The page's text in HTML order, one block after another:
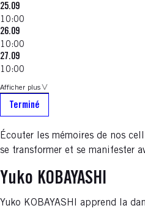
25.09
10:00
26.09
10:00
27.09
10:00
Afficher plus
Terminé
Écouter les mémoires de nos
se transformer et se manifester
Yuko KOBAYASHI
Yuko KOBAYASHI apprend la